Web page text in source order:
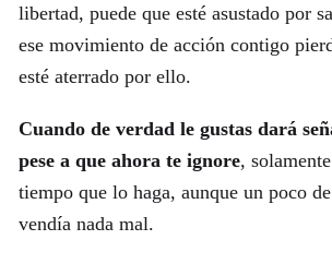
libertad, puede que esté asustado por
ese movimiento de acción contigo
esté aterrado por ello.
Cuando de verdad le gustas dará
pese a que ahora te ignore,
tiempo que lo haga, aunque un poco
vendía nada mal.